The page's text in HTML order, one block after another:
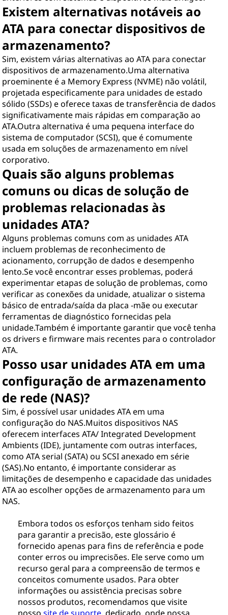
Existem alternativas notáveis ao
ATA para conectar dispositivos de
armazenamento?
Sim, existem várias alternativas ao ATA para conectar
dispositivos de armazenamento.Uma alternativa
proeminente é a Memory Express (NVME) não volátil,
projetada especificamente para unidades de estado
sólido (SSDs) e oferece taxas de transferência de dados
significativamente mais rápidas em comparação ao
ATA.Outra alternativa é uma pequena interface do
sistema de computador (SCSI), que é comumente
usada em soluções de armazenamento em nível
corporativo.
Quais são alguns problemas
comuns ou dicas de solução de
problemas relacionadas às
unidades ATA?
Alguns problemas comuns com as unidades ATA
incluem problemas de reconhecimento de
acionamento, corrupção de dados e desempenho
lento.Se você encontrar esses problemas, poderá
experimentar etapas de solução de problemas, como
verificar as conexões da unidade, atualizar o sistema
básico de entrada/saída da placa -mãe ou executar
ferramentas de diagnóstico fornecidas pela
unidade.Também é importante garantir que você tenha
os drivers e firmware mais recentes para o controlador
ATA.
Posso usar unidades ATA em uma
configuração de armazenamento
de rede (NAS)?
Sim, é possível usar unidades ATA em uma
configuração do NAS.Muitos dispositivos NAS
oferecem interfaces ATA/ Integrated Development
Ambients (IDE), juntamente com outras interfaces,
como ATA serial (SATA) ou SCSI anexado em série
(SAS).No entanto, é importante considerar as
limitações de desempenho e capacidade das unidades
ATA ao escolher opções de armazenamento para um
NAS.
Embora todos os esforços tenham sido feitos
para garantir a precisão, este glossário é
fornecido apenas para fins de referência e pode
conter erros ou imprecisões. Ele serve como um
recurso geral para a compreensão de termos e
conceitos comumente usados. Para obter
informações ou assistência precisas sobre
nossos produtos, recomendamos que visite